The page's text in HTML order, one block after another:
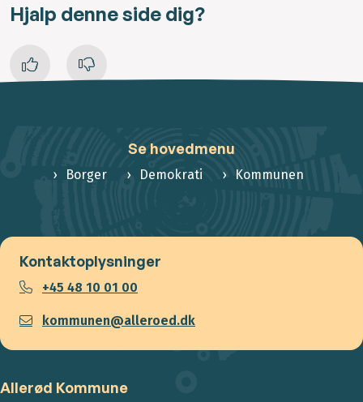
Hjalp denne side dig?
Se hovedmenu
Borger Demokrati Kommunen
Kontaktoplysninger
+45 48 10 01 00
kommunen@alleroed.dk
Allerød Kommune